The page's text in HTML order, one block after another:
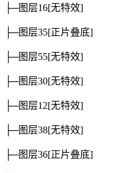
├─图层16[无特效]
├─图层35[正片叠底]
├─图层55[无特效]
├─图层30[无特效]
├─图层12[无特效]
├─图层38[无特效]
├─图层36[正片叠底]